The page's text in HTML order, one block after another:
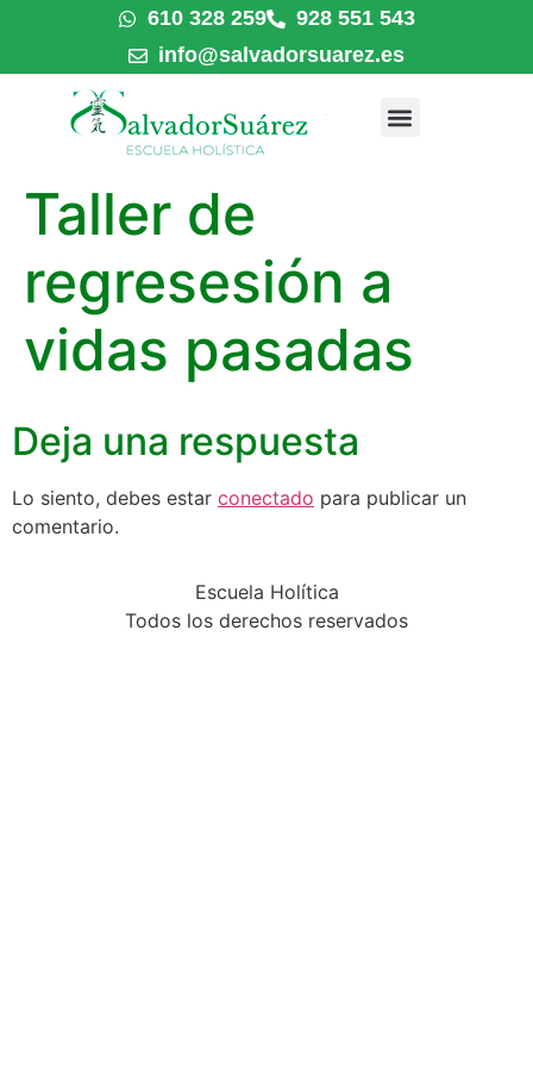
610 328 259
928 551 543
info@salvadorsuarez.es
Taller de
regresesión a
vidas pasadas
Deja una respuesta
Lo siento, debes estar conectado para publicar un
comentario.
Escuela Holítica
Todos los derechos reservados